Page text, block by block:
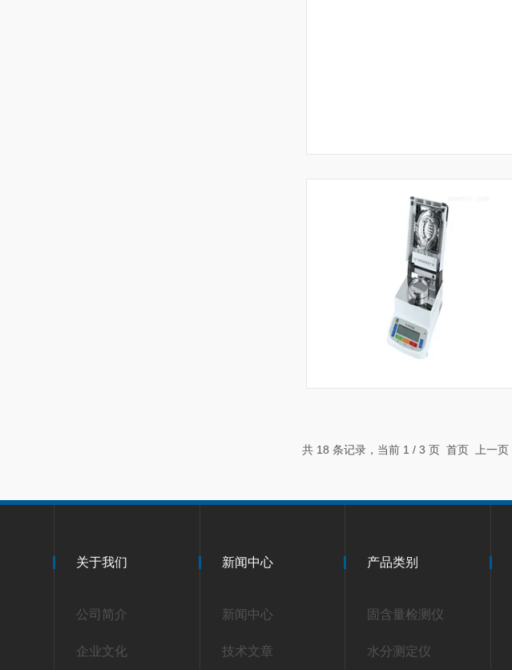
共 18 条记录，当前 1 / 3 页 首页 上一页
关于我们
公司简介
企业文化
新闻中心
新闻中心
技术文章
产品类别
固含量检测仪
水分测定仪